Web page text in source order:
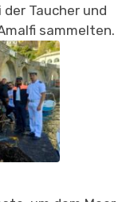
der Taucher und
sammelten.